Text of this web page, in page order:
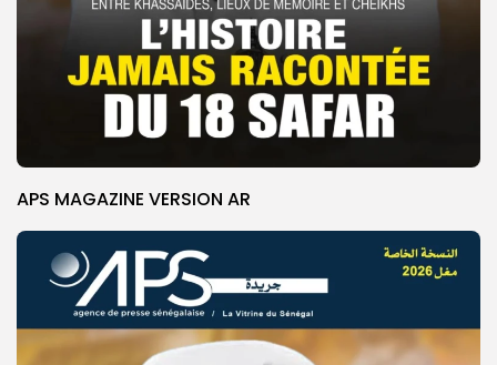
APS MAGAZINE VERSION AR